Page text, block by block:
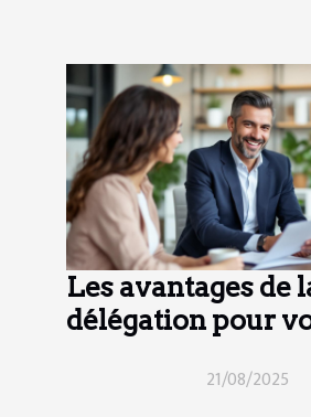
Les avantages de
délégation pour
21/08/2025